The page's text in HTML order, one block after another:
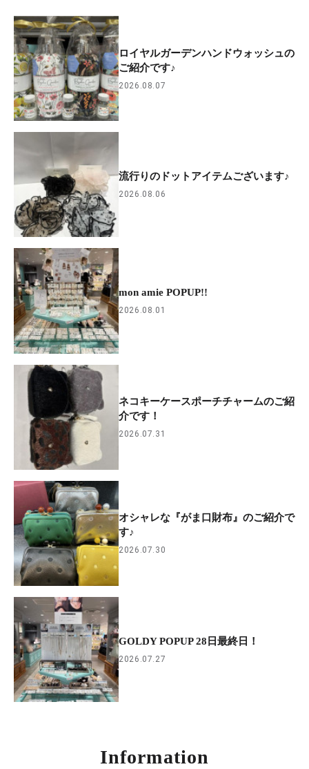
ロイヤルガーデンハンドウォッシュの
ご紹介です♪
2026.08.07
流行りのドットアイテムございます♪
2026.08.06
mon amie POPUP!!
2026.08.01
ネコキーケースポーチチャームのご紹
介です！
2026.07.31
オシャレな『がま口財布』のご紹介で
す♪
2026.07.30
GOLDY POPUP 28日最終日！
2026.07.27
Information